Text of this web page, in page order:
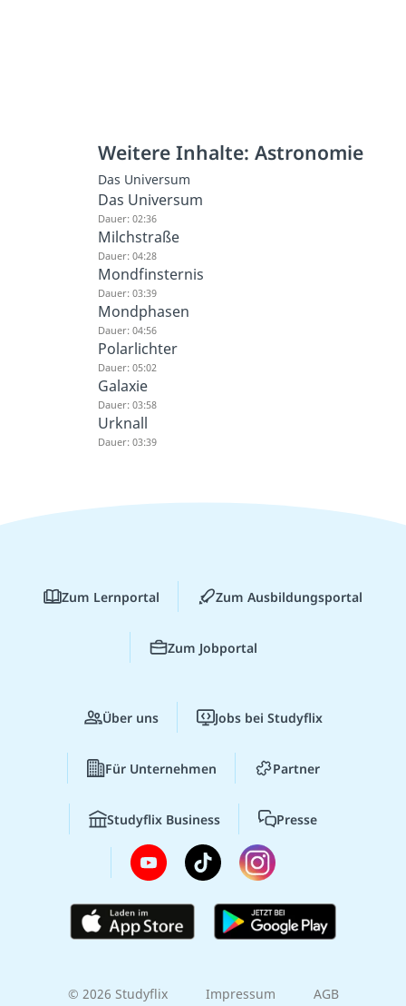
Weitere Inhalte: Astronomie
Das Universum
Das Universum
Dauer: 02:36
Milchstraße
Dauer: 04:28
Mondfinsternis
Dauer: 03:39
Mondphasen
Dauer: 04:56
Polarlichter
Dauer: 05:02
Galaxie
Dauer: 03:58
Urknall
Dauer: 03:39
Zum Lernportal Zum Ausbildungsportal
Zum Jobportal
Über uns Jobs bei Studyflix
Für Unternehmen Partner
Studyflix Business Presse
© 2026 Studyflix Impressum AGB